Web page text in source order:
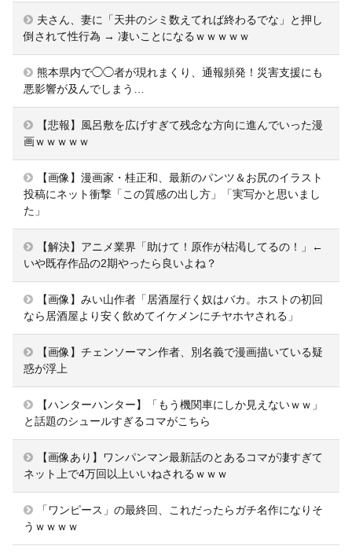
夫さん、妻に「天井のシミ数えてれば終わるでな」と押し
倒されて性行為 → 凄いことになるｗｗｗｗｗ
熊本県内で◯◯者が現れまくり、通報頻発！災害支援にも
悪影響が及んでしまう…
【悲報】風呂敷を広げすぎて残念な方向に進んでいった漫
画ｗｗｗｗｗ
【画像】漫画家・桂正和、最新のパンツ＆お尻のイラスト
投稿にネット衝撃「この質感の出し方」「実写かと思いまし
た」
【解決】アニメ業界「助けて！原作が枯渇してるの！」←
いや既存作品の2期やったら良いよね？
【画像】みい山作者「居酒屋行く奴はバカ。ホストの初回
なら居酒屋より安く飲めてイケメンにチヤホヤされる」
【画像】チェンソーマン作者、別名義で漫画描いている疑
惑が浮上
【ハンターハンター】「もう機関車にしか見えないｗｗ」
と話題のシュールすぎるコマがこちら
【画像あり】ワンパンマン最新話のとあるコマが凄すぎて
ネット上で4万回以上いいねされるｗｗｗ
「ワンピース」の最終回、これだったらガチ名作になりそ
うｗｗｗｗ